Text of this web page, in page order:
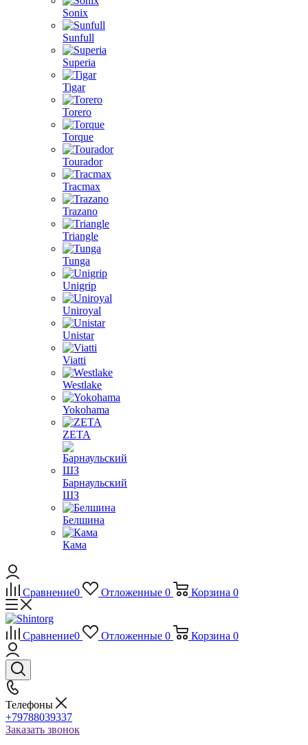
Sonix
Sunfull
Superia
Tigar
Torero
Torque
Tourador
Tracmax
Trazano
Triangle
Tunga
Unigrip
Uniroyal
Unistar
Viatti
Westlake
Yokohama
ZETA
Барнаульский
ШЗ
Белшина
Кама
Сравнение0 Отложенные 0 Корзина 0
Сравнение0 Отложенные 0 Корзина 0
Телефоны
+79788039337
Заказать звонок